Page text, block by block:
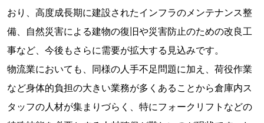
おり、高度成長期に建設されたインフラのメンテナンス整
備、自然災害による建物の復旧や災害防止のための改良工
事など、今後もさらに需要が拡大する見込みです。
物流業においても、同様の人手不足問題に加え、荷役作業
など身体的負担の大きい業務が多くあることから倉庫内ス
タッフの人材が集まりづらく、特にフォークリフトなどの